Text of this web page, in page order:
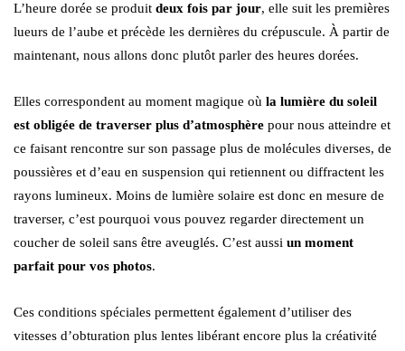
L’heure dorée se produit deux fois par jour, elle suit les premières
lueurs de l’aube et précède les dernières du crépuscule. À partir de
maintenant, nous allons donc plutôt parler des heures dorées.
Elles correspondent au moment magique où la lumière du soleil
est obligée de traverser plus d’atmosphère pour nous atteindre et
ce faisant rencontre sur son passage plus de molécules diverses, de
poussières et d’eau en suspension qui retiennent ou diffractent les
rayons lumineux. Moins de lumière solaire est donc en mesure de
traverser, c’est pourquoi vous pouvez regarder directement un
coucher de soleil sans être aveuglés. C’est aussi un moment
parfait pour vos photos.
Ces conditions spéciales permettent également d’utiliser des
vitesses d’obturation plus lentes libérant encore plus la créativité